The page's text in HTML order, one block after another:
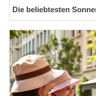
Die beliebtesten